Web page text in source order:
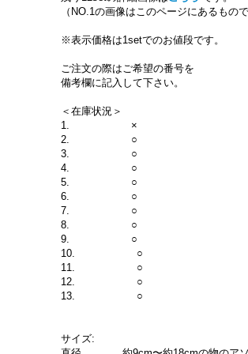
（NO.1の画像はこのページにあるもので
※表示価格は1setでのお値段です。
ご注文の際はご希望の番号を
備考欄に記入して下さい。
＜在庫状況＞
1. ×
2. ○
3. ○
4. ○
5. ○
6. ○
7. ○
8. ○
9. ○
10. ○
11. ○
12. ○
13. ○
サイズ: